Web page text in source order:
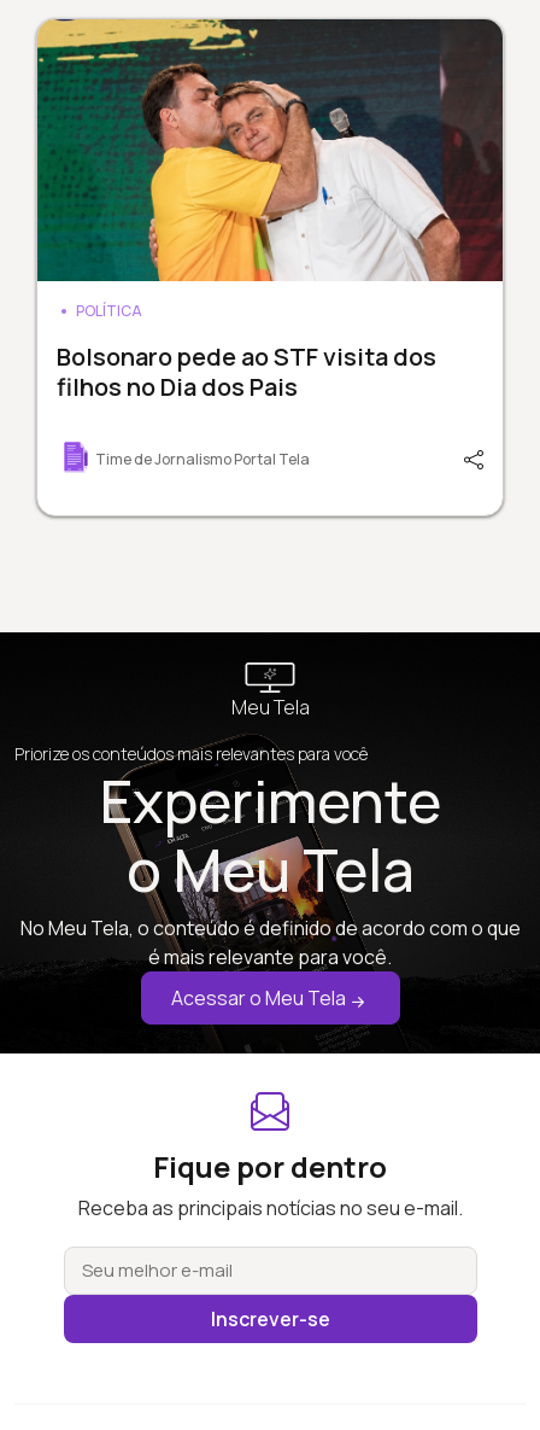
POLÍTICA
Bolsonaro pede ao STF visita dos
filhos no Dia dos Pais
Time de Jornalismo Portal Tela
Meu Tela
Priorize os conteúdos mais relevantes para você
Experimente
o Meu Tela
No Meu Tela, o conteúdo é definido de acordo com o que
é mais relevante para você.
Acessar o Meu Tela
Fique por dentro
Receba as principais notícias no seu e-mail.
Inscrever-se